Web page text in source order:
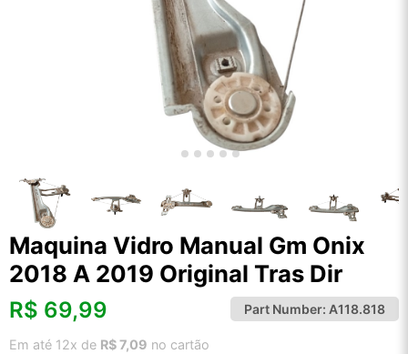
Maquina Vidro Manual Gm Onix
2018 A 2019 Original Tras Dir
R$ 69,99 Part Number: A118.818
Em até 12x de R$ 7,09 no cartão